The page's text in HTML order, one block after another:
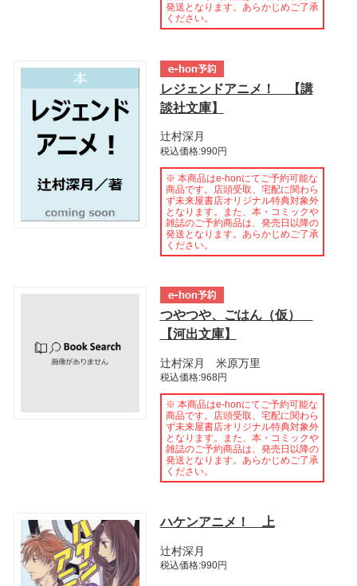
発送となります。あらかじめご了承
ください。
レジェンドアニメ！ 【講
談社文庫】
辻村深月
税込価格:990円
※ 本商品はe-honにてご予約可能な
商品です。店頭受取、宅配に関わら
ず未来屋書店オリジナル特典対象外
となります。また、本・コミックや
雑誌のご予約商品は、発売日以降の
発送となります。あらかじめご了承
ください。
つやつや、ごはん（仮）
【河出文庫】
辻村深月 米原万里
税込価格:968円
※ 本商品はe-honにてご予約可能な
商品です。店頭受取、宅配に関わら
ず未来屋書店オリジナル特典対象外
となります。また、本・コミックや
雑誌のご予約商品は、発売日以降の
発送となります。あらかじめご了承
ください。
ハケンアニメ！ 上
辻村深月
税込価格:990円